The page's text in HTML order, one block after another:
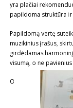
yra plačiai
papildoma struktūra ir
Papildomą vertę
muzikinius įrašus,
girdėdamas
visumą, o ne
O